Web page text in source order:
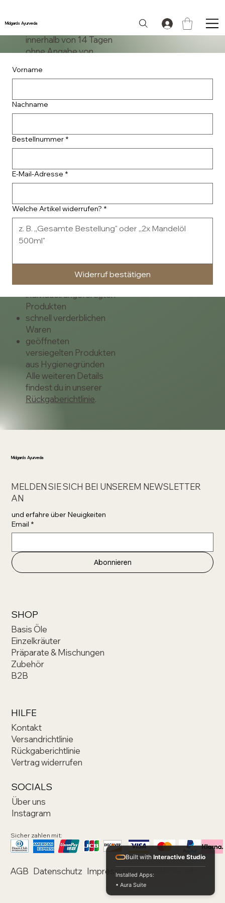
Midgards AyurvedaBestellungen können
innerhalb von 14 Tagen
ohne Angabe von
werden. Die Frist
der Ware.
Zur Fristwahrung
Absendung – ein
Zugang beim Händler
nicht erforderlich.
Nach erfolgtem
gezahlte Betrag
unverzüglich,
spätestens binnen 14
Tagen, erstattet. Die
Kein Widerrufsrecht
besteht u. a. bei:
individuell angefertigten
Produkten
schnell verderblichen
Waren
geöffneten
versiegelten Produkten
aus Hygienegründen
Alle weiteren Details
findest du in unserer
Rückgaberichtlinie.
Vorname
Nachname
Bestellnummer *
E-Mail-Adresse *
Welche Artikel widerrufen? *
Widerruf bestätigen
SOCIALS
Über uns
Instagram
HILFE
Kontakt
Versandrichtlinie
Rückgaberichtlinie
Vertrag widerrufen
SHOP
Basis Öle
Einzelkräuter
Präparate & Mischungen
Zubehör
B2B
Midgards Ayurveda
MELDEN SIE SICH BEI UNSEREM NEWSLETTER
AN
Email *
Abonnieren
Sicher zahlen mit:
AGB Datenschutz Impressum
Built with Interactive Studio
Installed Apps:
• Aura Suite